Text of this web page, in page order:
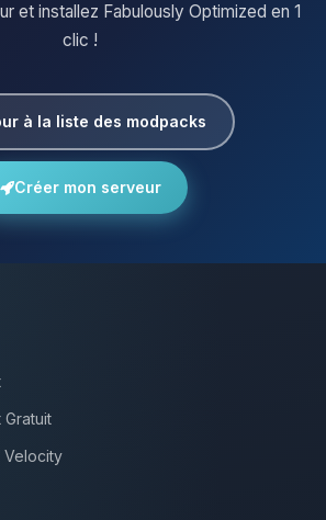
et installez Fabulously Optimized en 1
clic !
à la liste des modpacks
Créer mon serveur
Velocity